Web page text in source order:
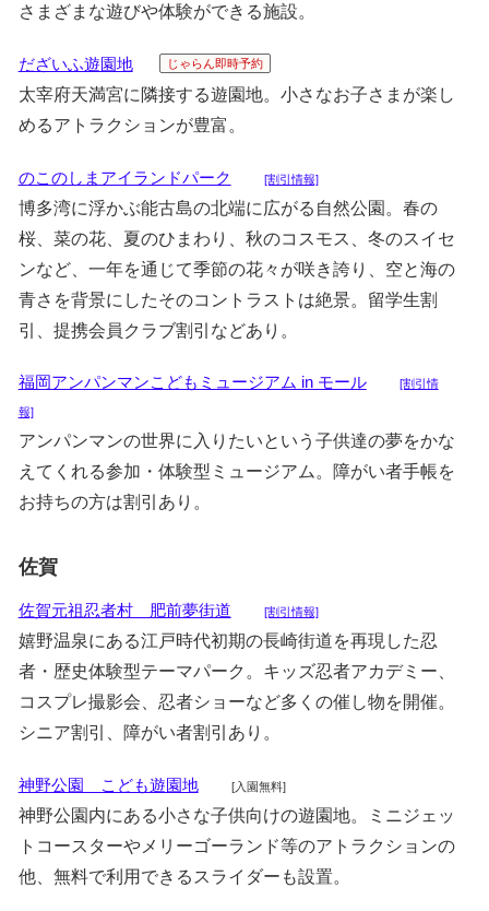
さまざまな遊びや体験ができる施設。
だざいふ遊園地 じゃらん即時予約
太宰府天満宮に隣接する遊園地。小さなお子さまが楽し
めるアトラクションが豊富。
のこのしまアイランドパーク [割引情報]
博多湾に浮かぶ能古島の北端に広がる自然公園。春の
桜、菜の花、夏のひまわり、秋のコスモス、冬のスイセ
ンなど、一年を通じて季節の花々が咲き誇り、空と海の
青さを背景にしたそのコントラストは絶景。留学生割
引、提携会員クラブ割引などあり。
福岡アンパンマンこどもミュージアム in モール [割引情
報]
アンパンマンの世界に入りたいという子供達の夢をかな
えてくれる参加・体験型ミュージアム。障がい者手帳を
お持ちの方は割引あり。
佐賀
佐賀元祖忍者村 肥前夢街道 [割引情報]
嬉野温泉にある江戸時代初期の長崎街道を再現した忍
者・歴史体験型テーマパーク。キッズ忍者アカデミー、
コスプレ撮影会、忍者ショーなど多くの催し物を開催。
シニア割引、障がい者割引あり。
神野公園 こども遊園地 [入園無料]
神野公園内にある小さな子供向けの遊園地。ミニジェッ
トコースターやメリーゴーランド等のアトラクションの
他、無料で利用できるスライダーも設置。